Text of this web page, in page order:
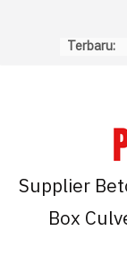
Terbaru:
Supplier
Box